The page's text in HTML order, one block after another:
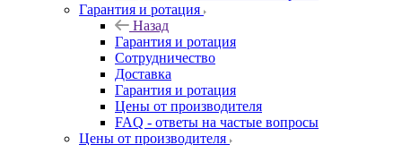
Гарантия и ротация
Назад
Гарантия и ротация
Сотрудничество
Доставка
Гарантия и ротация
Цены от производителя
FAQ - ответы на частые вопросы
Цены от производителя